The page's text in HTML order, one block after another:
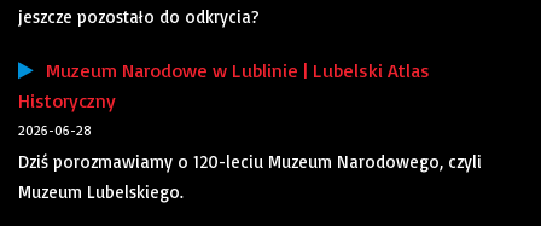
jeszcze pozostało do odkrycia?
Muzeum Narodowe w Lublinie | Lubelski Atlas
Historyczny
2026-06-28
Dziś porozmawiamy o 120-leciu Muzeum Narodowego, czyli
Muzeum Lubelskiego.